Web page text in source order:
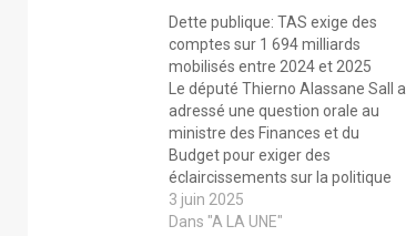
Dette publique: TAS exige des
comptes sur 1 694 milliards
mobilisés entre 2024 et 2025
Le député Thierno Alassane Sall a
adressé une question orale au
ministre des Finances et du
Budget pour exiger des
éclaircissements sur la politique
d’endettement du Sénégal, jugée
inquiétante et insuffisamment
3 juin 2025
Dans "A LA UNE"